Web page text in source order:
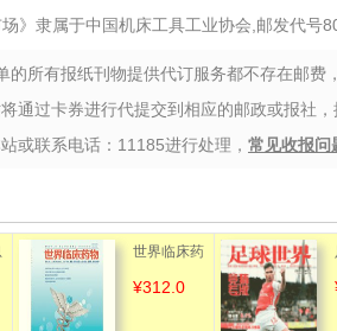
场》隶属于中国机床工具工业协会,邮发代
的所有报纸刊物提供代订服务都不存在邮费
通过卡券进行代提交到相应的邮政或报社，
或联系电话：11185进行处理， 常见收报问
世界临床药
物
¥312.0